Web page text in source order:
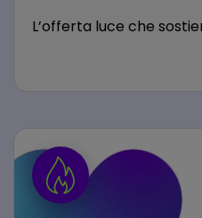
L’offerta luce che